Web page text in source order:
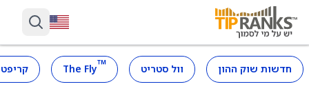
חדשות שוק ההון וול סטריט ™
The Fly